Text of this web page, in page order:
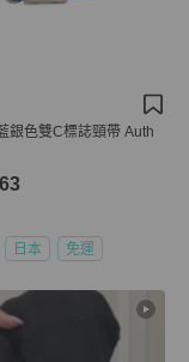
銀色雙C標誌頸帶 Auth
日本 免運